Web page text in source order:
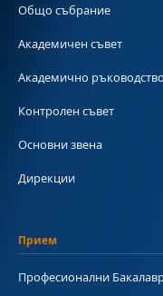
Общо събрание
Академичен съвет
Академично ръководство
Контролен съвет
Основни звена
Дирекции
Прием
Професионални